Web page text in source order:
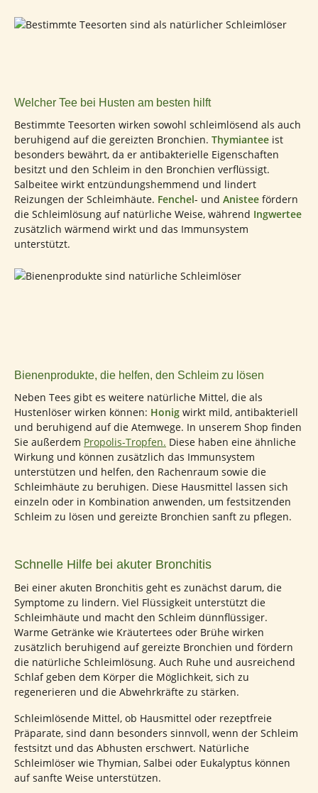
Welcher Tee bei Husten am besten hilft
Bestimmte Teesorten wirken sowohl schleimlösend als auch
beruhigend auf die gereizten Bronchien. Thymiantee ist
besonders bewährt, da er antibakterielle Eigenschaften
besitzt und den Schleim in den Bronchien verflüssigt.
Salbeitee wirkt entzündungshemmend und lindert
Reizungen der Schleimhäute. Fenchel- und Anistee fördern
die Schleimlösung auf natürliche Weise, während Ingwertee
zusätzlich wärmend wirkt und das Immunsystem
unterstützt.
Bienenprodukte, die helfen, den Schleim zu lösen
Neben Tees gibt es weitere natürliche Mittel, die als
Hustenlöser wirken können: Honig wirkt mild, antibakteriell
und beruhigend auf die Atemwege. In unserem Shop finden
Sie außerdem Propolis-Tropfen. Diese haben eine ähnliche
Wirkung und können zusätzlich das Immunsystem
unterstützen und helfen, den Rachenraum sowie die
Schleimhäute zu beruhigen. Diese Hausmittel lassen sich
einzeln oder in Kombination anwenden, um festsitzenden
Schleim zu lösen und gereizte Bronchien sanft zu pflegen.
Schnelle Hilfe bei akuter Bronchitis
Bei einer akuten Bronchitis geht es zunächst darum, die
Symptome zu lindern. Viel Flüssigkeit unterstützt die
Schleimhäute und macht den Schleim dünnflüssiger.
Warme Getränke wie Kräutertees oder Brühe wirken
zusätzlich beruhigend auf gereizte Bronchien und fördern
die natürliche Schleimlösung. Auch Ruhe und ausreichend
Schlaf geben dem Körper die Möglichkeit, sich zu
regenerieren und die Abwehrkräfte zu stärken.
Schleimlösende Mittel, ob Hausmittel oder rezeptfreie
Präparate, sind dann besonders sinnvoll, wenn der Schleim
festsitzt und das Abhusten erschwert. Natürliche
Schleimlöser wie Thymian, Salbei oder Eukalyptus können
auf sanfte Weise unterstützen.